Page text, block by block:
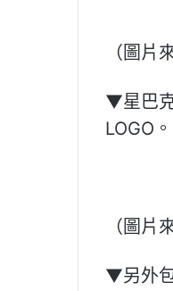
（圖片
▼星巴
LOGO
（圖片
▼另外